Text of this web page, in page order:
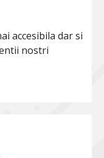
accesibila dar si
nostri